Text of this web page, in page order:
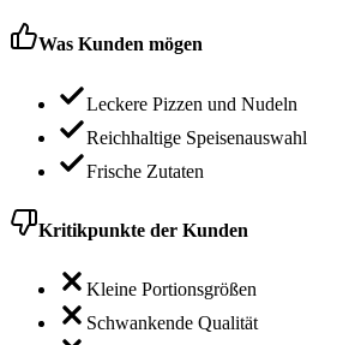
Was Kunden mögen
Leckere Pizzen und Nudeln
Reichhaltige Speisenauswahl
Frische Zutaten
Kritikpunkte der Kunden
Kleine Portionsgrößen
Schwankende Qualität